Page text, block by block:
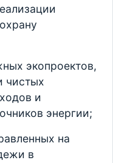
экопроектов,
чистых
и
энергии;
на
в